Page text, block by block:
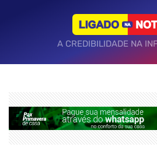
A CREDIBILIDADE NA